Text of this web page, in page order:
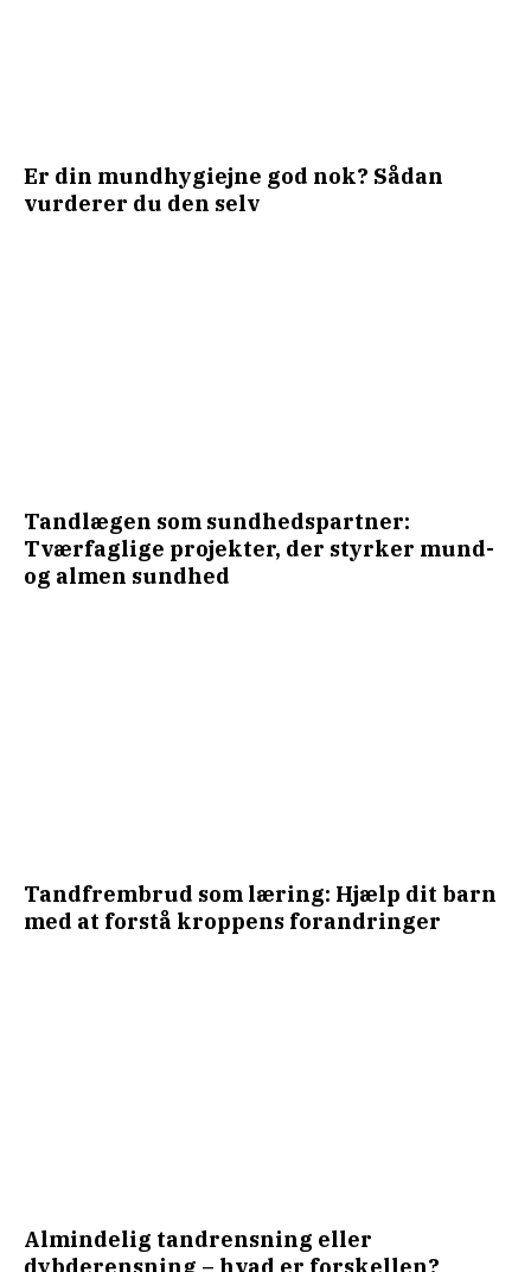
Er din mundhygiejne god nok? Sådan
vurderer du den selv
Tandlægen som sundhedspartner:
Tværfaglige projekter, der styrker mund-
og almen sundhed
Tandfrembrud som læring: Hjælp dit barn
med at forstå kroppens forandringer
Almindelig tandrensning eller